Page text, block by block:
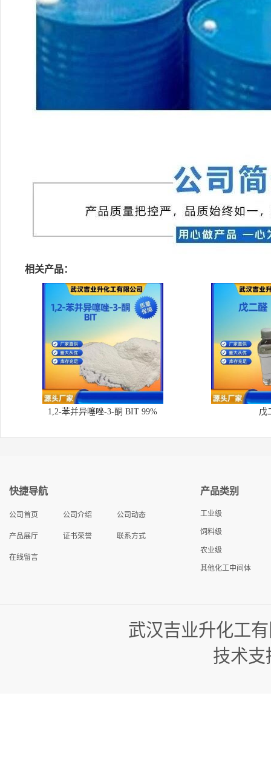
相关产品：
1,2-苯并异噻唑-3-酮 BIT 99% 戊
快捷导航
公司首页 公司介绍 公司动态
产品展厅 证书荣誉 联系方式
在线留言
产品类别
工业级
饲料级
农业级
其他化工中间体
武汉吉业升化工
技术